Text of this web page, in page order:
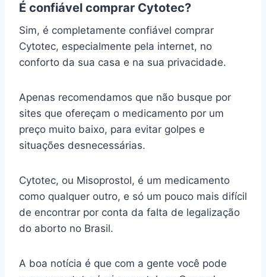
É confiável comprar Cytotec?
Sim, é completamente confiável comprar
Cytotec, especialmente pela internet, no
conforto da sua casa e na sua privacidade.
Apenas recomendamos que não busque por
sites que ofereçam o medicamento por um
preço muito baixo, para evitar golpes e
situações desnecessárias.
Cytotec, ou Misoprostol, é um medicamento
como qualquer outro, e só um pouco mais difícil
de encontrar por conta da falta de legalização
do aborto no Brasil.
A boa notícia é que com a gente você pode